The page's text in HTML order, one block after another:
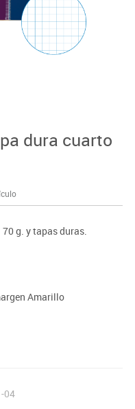
dura cuarto
g. y tapas duras.
Amarillo
04